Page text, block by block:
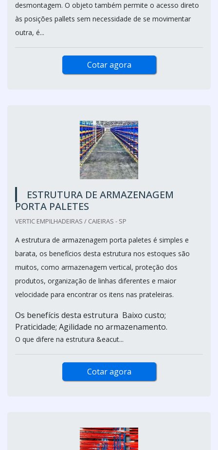
desmontagem. O objeto também permite o acesso direto
às posições pallets sem necessidade de se movimentar
outra, é...
Cotar agora
ESTRUTURA DE ARMAZENAGEM
PORTA PALETES
VERTIC EMPILHADEIRAS / CAIEIRAS - SP
A estrutura de armazenagem porta paletes é simples e
barata, os benefícios desta estrutura nos estoques são
muitos, como armazenagem vertical, proteção dos
produtos, organização de linhas diferentes e maior
velocidade para encontrar os itens nas prateleiras.
Os benefícis desta estrutura Baixo custo;
Praticidade; Agilidade no armazenamento.
O que difere na estrutura &eacut...
Cotar agora